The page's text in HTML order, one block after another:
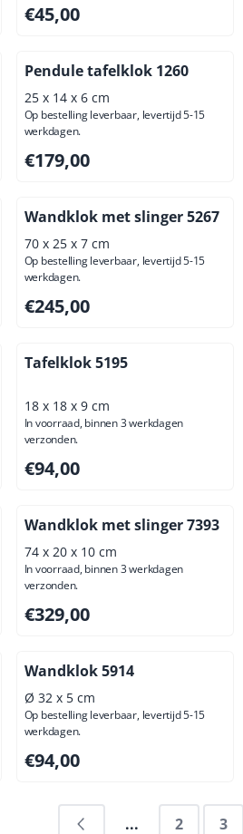
btw: 147,93
Prijs: 45,00, exclusief btw: 37,19
€45,00
Pendule tafelklok 1260
25 x 14 x 6 cm
Op bestelling leverbaar, levertijd 5-15
werkdagen.
Prijs: 179,00, exclusief btw: 147,93
€179,00
Wandklok met slinger 5267
70 x 25 x 7 cm
Op bestelling leverbaar, levertijd 5-15
werkdagen.
Prijs: 245,00, exclusief btw: 202,48
€245,00
Tafelklok 5195
18 x 18 x 9 cm
In voorraad, binnen 3 werkdagen
verzonden.
Prijs: 94,00, exclusief btw: 77,69
€94,00
Wandklok met slinger 7393
74 x 20 x 10 cm
In voorraad, binnen 3 werkdagen
verzonden.
Prijs: 329,00, exclusief btw: 271,90
€329,00
Wandklok 5914
Ø 32 x 5 cm
Op bestelling leverbaar, levertijd 5-15
werkdagen.
Prijs: 94,00, exclusief btw: 77,69
€94,00
... 2 3